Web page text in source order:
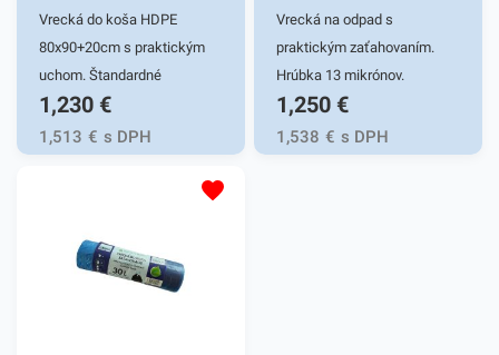
Vrecká do koša HDPE
80x90+20cm s praktickým
uchom. Štandardné
mikroténové vrecká do koša,
bez zápachu, recyklovateľné.
Používajú sa ako ochrana
bezkontaktnú manipuláciu s
odpadom. Svoje využitie
nájdu v domácnostiach,
1,230 €
1,513 € s DPH
Vrecká na odpad s
praktickým zaťahovaním.
Hrúbka 13 mikrónov.
1,250 €
1,538 € s DPH